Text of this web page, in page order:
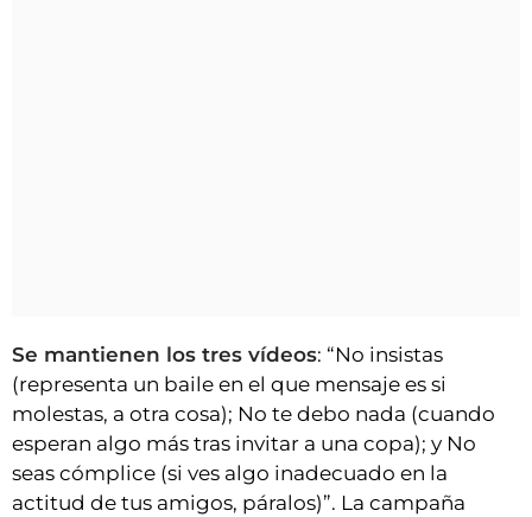
Se mantienen los tres vídeos: “No insistas
(representa un baile en el que mensaje es si
molestas, a otra cosa); No te debo nada (cuando
esperan algo más tras invitar a una copa); y No
seas cómplice (si ves algo inadecuado en la
actitud de tus amigos, páralos)”. La campaña